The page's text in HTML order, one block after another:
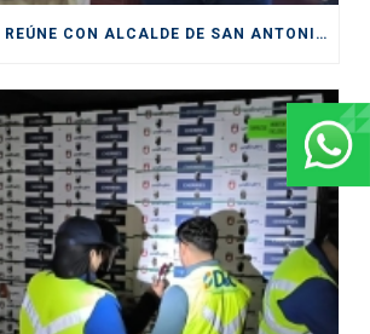
GRUPO D&C SE REÚNE CON ALCALDE DE SAN ANTONIO